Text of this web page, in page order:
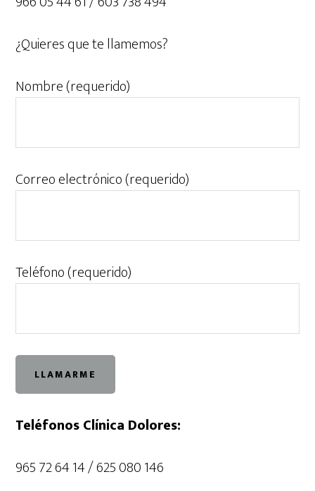
¿Quieres que te llamemos?
Nombre (requerido)
Correo electrónico (requerido)
Teléfono (requerido)
Teléfonos Clínica Dolores:
965 72 64 14 / 625 080 146